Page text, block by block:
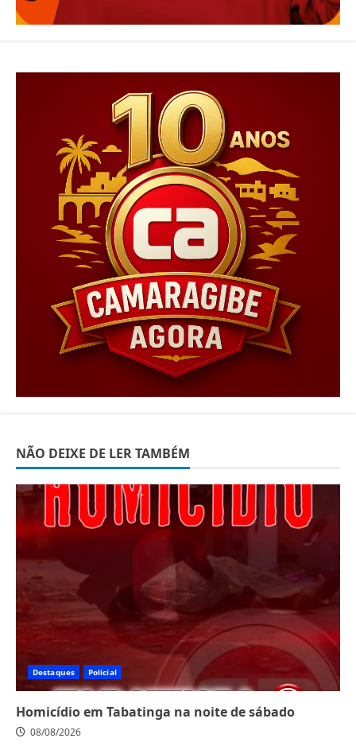
NÃO DEIXE DE LER TAMBÉM
Destaques Policial
Homicídio em Tabatinga na noite de sábado
08/08/2026